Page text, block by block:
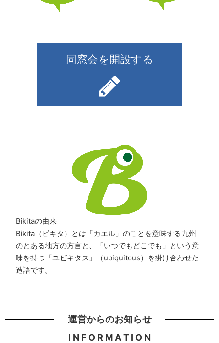
同窓会を開設する
Bikitaの由来
Bikita（ビキタ）とは「カエル」のことを意味する九州
のとある地方の方言と、「いつでもどこでも」という意
味を持つ「ユビキタス」（ubiquitous）を掛け合わせた
造語です。
運営からのお知らせ
I N F O R M A T I O N